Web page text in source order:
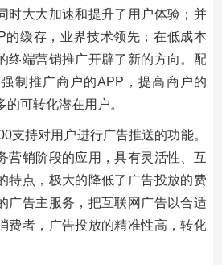
时大大加速和提升了用户体验；并
的缓存，业界技术领先；在低成本
终端营销推广开辟了新的方向。配
制推广商户的APP，提高商户的
可转化潜在用户。
支持对用户进行广告推送的功能。
营销阶段的应用，具有灵活性、互
特点，极大的降低了广告投放的费
广告主服务，把互联网广告以合适
费者，广告投放的精准性高，转化